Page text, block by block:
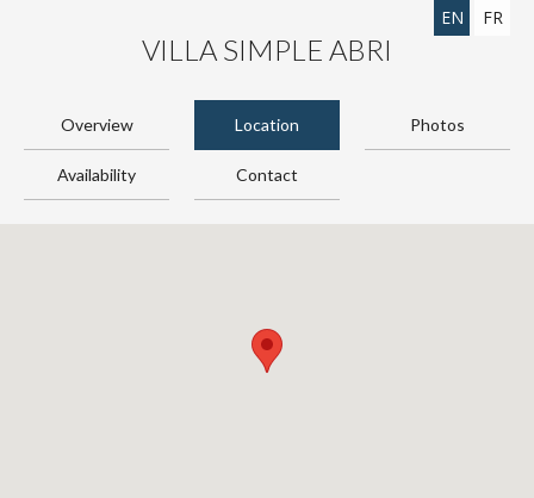
VILLA SIMPLE ABRI
EN FR
Overview Location Photos
Availability Contact